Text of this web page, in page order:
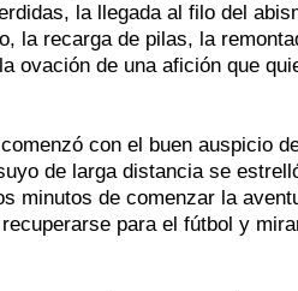
la llegada al filo del
la recarga de pilas, la
ovación de una afición que
con el buen auspicio
de larga distancia se
minutos de comenzar la
para el fútbol y